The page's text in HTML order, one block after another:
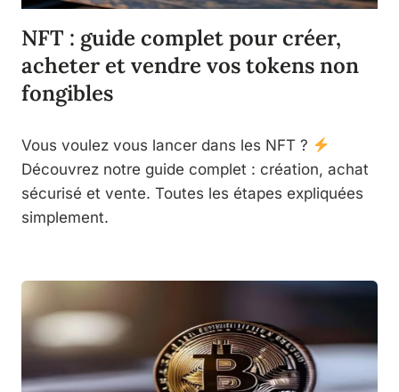
NFT : guide complet pour créer,
acheter et vendre vos tokens non
fongibles
Vous voulez vous lancer dans les NFT ?
Découvrez notre guide complet : création, achat
sécurisé et vente. Toutes les étapes expliquées
simplement.